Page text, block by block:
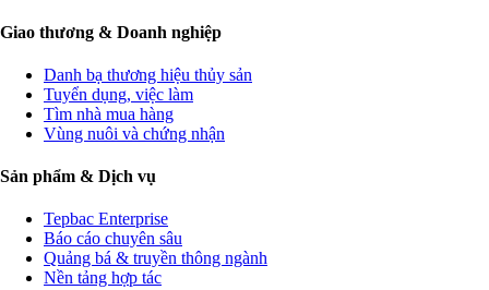
Giao thương & Doanh nghiệp
Danh bạ thương hiệu thủy sản
Tuyển dụng, việc làm
Tìm nhà mua hàng
Vùng nuôi và chứng nhận
Sản phẩm & Dịch vụ
Tepbac Enterprise
Báo cáo chuyên sâu
Quảng bá & truyền thông ngành
Nền tảng hợp tác